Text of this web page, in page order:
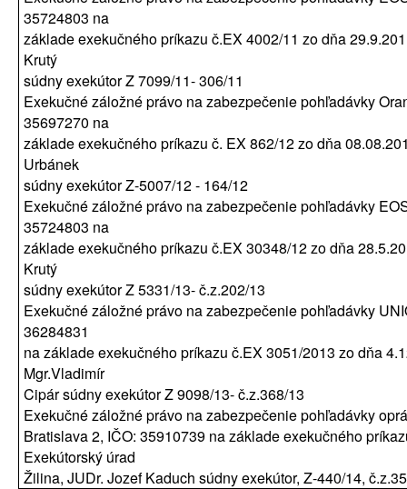
35724803 na
základe exekučného príkazu č.EX 4002/11 zo dňa
Krutý
súdny exekútor Z 7099/11- 306/11
Exekučné záložné právo na zabezpečenie pohľadávky
35697270 na
základe exekučného príkazu č. EX 862/12 zo dňa
Urbánek
súdny exekútor Z-5007/12 - 164/12
Exekučné záložné právo na zabezpečenie pohľadávky
35724803 na
základe exekučného príkazu č.EX 30348/12 zo dňa
Krutý
súdny exekútor Z 5331/13- č.z.202/13
Exekučné záložné právo na zabezpečenie pohľadávky
36284831
na základe exekučného príkazu č.EX 3051/2013 zo dňa
Mgr.Vladimír
Cipár súdny exekútor Z 9098/13- č.z.368/13
Exekučné záložné právo na zabezpečenie pohľadávky
Bratislava 2, IČO: 35910739 na základe exekučného
Exekútorský úrad
Žilina, JUDr. Jozef Kaduch súdny exekútor, Z-440/14,